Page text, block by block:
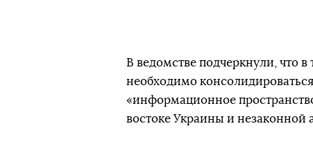
В ведомстве подчеркнули, что
необходимо
«информационное
востоке Украины и незаконной